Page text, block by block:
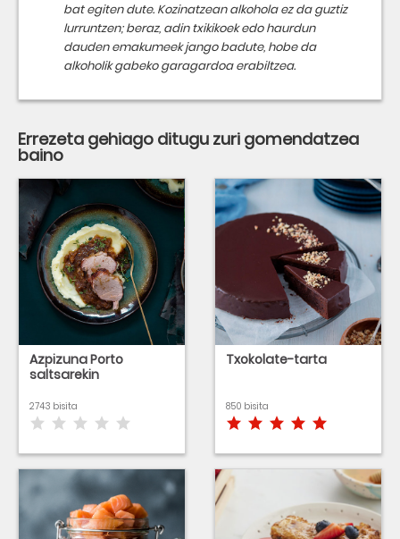
bat egiten dute. Kozinatzean alkohola ez da guztiz
lurruntzen; beraz, adin txikikoek edo haurdun
dauden emakumeek jango badute, hobe da
alkoholik gabeko garagardoa erabiltzea.
Errezeta gehiago ditugu zuri gomendatzea
baino
Azpizuna Porto
saltsarekin
2743 bisita
Txokolate-tarta
850 bisita